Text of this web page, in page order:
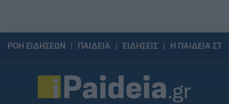
ΡΟΗ ΕΙΔΗΣΕΩΝ ΠΑΙΔΕΙΑ ΕΙΔΗΣΕΙΣ Η ΠΑΙΔΕΙΑ